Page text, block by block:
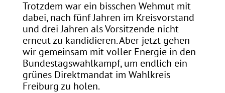
Trotzdem war ein bisschen Wehmut mit
dabei, nach fünf Jahren im Kreisvorstand
und drei Jahren als Vorsitzende nicht
erneut zu kandidieren. Aber jetzt gehen
wir gemeinsam mit voller Energie in den
Bundestagswahlkampf, um endlich ein
grünes Direktmandat im Wahlkreis
Freiburg zu holen.